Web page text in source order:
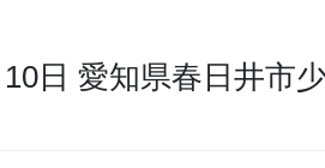
10日 愛知県春日井